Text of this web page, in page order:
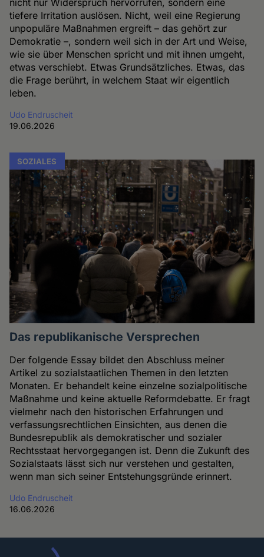
nicht nur Widerspruch hervorrufen, sondern eine
tiefere Irritation auslösen. Nicht, weil eine Regierung
unpopuläre Maßnahmen ergreift – das gehört zur
Demokratie –, sondern weil sich in der Art und Weise,
wie sie über Menschen spricht und mit ihnen umgeht,
etwas verschiebt. Etwas Grundsätzliches. Etwas, das
die Frage berührt, in welchem Staat wir eigentlich
leben.
Udo Endruscheit
19.06.2026
SOZIALES
Das republikanische Versprechen
Der folgende Essay bildet den Abschluss meiner
Artikel zu sozialstaatlichen Themen in den letzten
Monaten. Er behandelt keine einzelne sozialpolitische
Maßnahme und keine aktuelle Reformdebatte. Er fragt
vielmehr nach den historischen Erfahrungen und
verfassungsrechtlichen Einsichten, aus denen die
Bundesrepublik als demokratischer und sozialer
Rechtsstaat hervorgegangen ist. Denn die Zukunft des
Sozialstaats lässt sich nur verstehen und gestalten,
wenn man sich seiner Entstehungsgründe erinnert.
Udo Endruscheit
16.06.2026